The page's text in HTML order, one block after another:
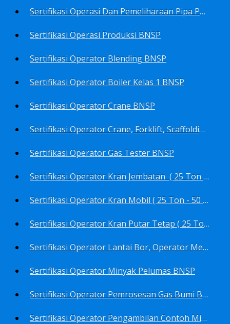
Sertifikasi Operasi Dan Pemeliharaan Pipa Penyalur BNSP
Sertifikasi Operasi Produksi BNSP
Sertifikasi Operator Blending BNSP
Sertifikasi Operator Boiler Kelas 1 BNSP
Sertifikasi Operator Crane BNSP
Sertifikasi Operator Crane, Forklift, Scaffolding/Scaffolder, Boiler, Rigger BNSP
Sertifikasi Operator Gas Tester BNSP
Sertifikasi Operator Kran Jembatan ( 25 Ton - 50 Ton - > 50 ) BNSP
Sertifikasi Operator Kran Mobil ( 25 Ton - 50 Ton - > 50 ) BNSP
Sertifikasi Operator Kran Putar Tetap ( 25 Ton - 50 Ton - > 50 ) BNSP
Sertifikasi Operator Lantai Bor, Operator Menara Bor, Juru Bor, Ahli Pengendali Pengeboran BNSP
Sertifikasi Operator Minyak Pelumas BNSP
Sertifikasi Operator Pemrosesan Gas Bumi BNSP
Sertifikasi Operator Pengambilan Contoh Minyak Bumi, Gas Bumi, Bbm- Bbn- Pelumas, Udara, Limbah, Air BNSP